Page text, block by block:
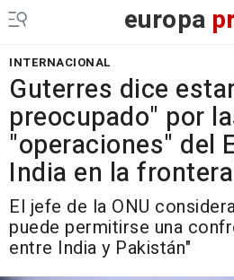
europa
INTERNACIONAL
Guterres dice
preocupado" por
"operaciones" del
India en la
El jefe de la ONU
puede permitirse una
entre India y Pakistán"